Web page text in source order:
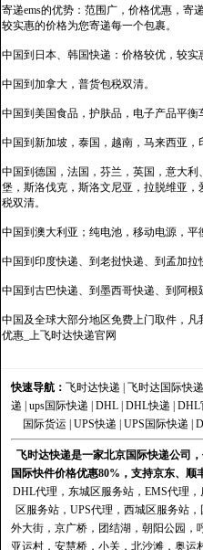
寄递ems的优势：范围广，价格优惠，寄
较实惠的价格为您寄递每一个包裹。
中国到日本、韩国快递：价格较优，较实
中国到加拿大，普货包税双清。
中国到美国食品，护肤品，电子产品平衡
中国到新加坡，泰国，越南，马来西亚
中国到德国，法国，芬兰，英国，意大
堡，斯洛伐克，斯洛文尼亚，拉脱维亚
税双清。
中国到澳大利亚；纯电池，移动电源，
中国到印度快递、到老挝快递、到孟加拉
中国到古巴快递、到墨西哥快递、到阿根
中国及全球大部分地区免费上门取件，
优惠_上飞时达快递官网
快速导航： 飞时达快递 飞时达国际快递
递
ups国际快递 DHL DHL快递 DHL
国际货运| UPS快递 UPS国际快递
飞时达快递是一家北京国际快递公司
国际快件价格优惠80%，支持京东、
DHL代理 ， 东城区服务站 ， EMS代理 ，
区服务站， UPS代理 ， 西城区服务站，
外大街，京广桥，团结湖，朝阳公园，
亚运村，安慧桥，小关，北沙滩，奥